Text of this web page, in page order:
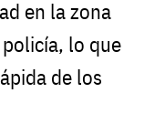
en la zona
lo que
de los